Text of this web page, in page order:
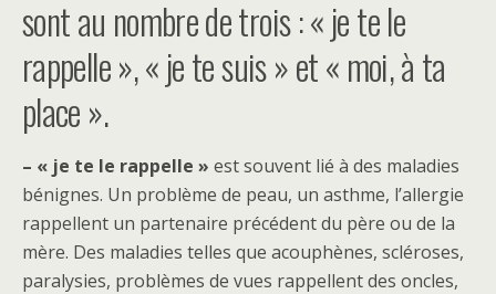
sont au nombre de trois : « je te le
rappelle », « je te suis » et « moi, à ta
place ».
– « je te le rappelle » est souvent lié à des maladies
bénignes. Un problème de peau, un asthme, l’allergie
rappellent un partenaire précédent du père ou de la
mère. Des maladies telles que acouphènes, scléroses,
paralysies, problèmes de vues rappellent des oncles,